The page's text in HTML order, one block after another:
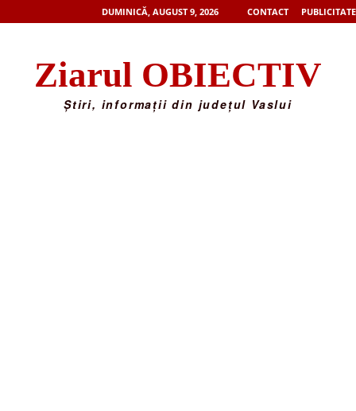
DUMINICĂ, AUGUST 9, 2026 CONTACT PUBLICITATE
Ziarul OBIECTIV
Știri, informații din județul Vaslui